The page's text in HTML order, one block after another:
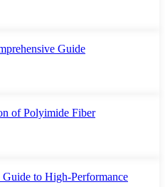
Guide
of Polyimide Fiber
to High-Performance